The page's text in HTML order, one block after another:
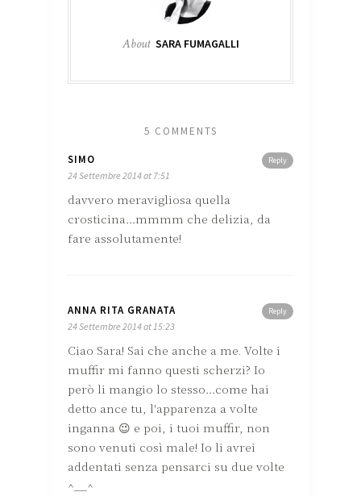
About SARA FUMAGALLI
5 COMMENTS
Reply
SIMO
24 Settembre 2014 at 7:51
davvero meravigliosa quella
crosticina…mmmm che delizia, da
fare assolutamente!
Reply
ANNA RITA GRANATA
24 Settembre 2014 at 15:23
Ciao Sara! Sai che anche a me. Volte i
muffir mi fanno questi scherzi? Io
però li mangio lo stesso…come hai
detto ance tu, l'apparenza a volte
inganna 😉 e poi, i tuoi muffir, non
sono venuti così male! Io li avrei
addentati senza pensarci su due volte
^__^